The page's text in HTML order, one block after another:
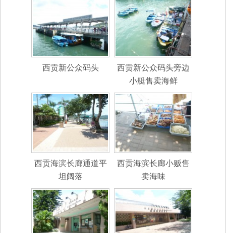
西贡新公众码头
西贡新公众码头旁边
小艇售卖海鲜
西贡海滨长廊通道平
坦阔落
西贡海滨长廊小贩售
卖海味